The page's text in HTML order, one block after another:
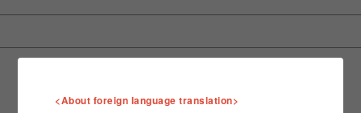
<About foreign language translation>